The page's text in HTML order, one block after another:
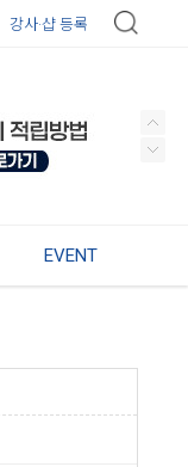
강사·샵 등록
EVENT